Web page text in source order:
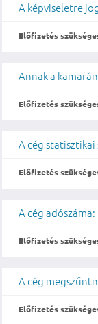
A képviseletre
Előfizetés
Annak a
Előfizetés
A cég statisztikai
Előfizetés
A cég adószáma:
Előfizetés
A cég
Előfizetés